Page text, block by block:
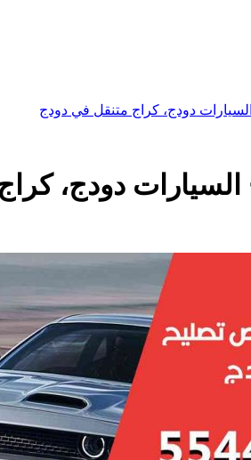
بيع فك نقل تركيب صيانة تصليح اثاث
دودج، كراج متنقل في دودج
السيارات دودج،